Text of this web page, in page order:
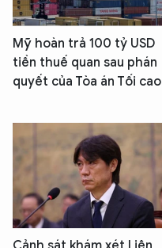
Mỹ hoàn trả 100 tỷ USD
tiền thuế quan sau phán
quyết của Tòa án Tối cao